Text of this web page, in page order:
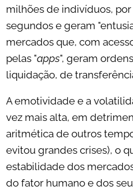
milhões de indivíduos,
segundos e geram
mercados que, com
pelas "apps", geram
liquidação, de
A emotividade e a
vez mais alta, em
aritmética de outros
evitou grandes crises), o
estabilidade dos
do fator humano e dos